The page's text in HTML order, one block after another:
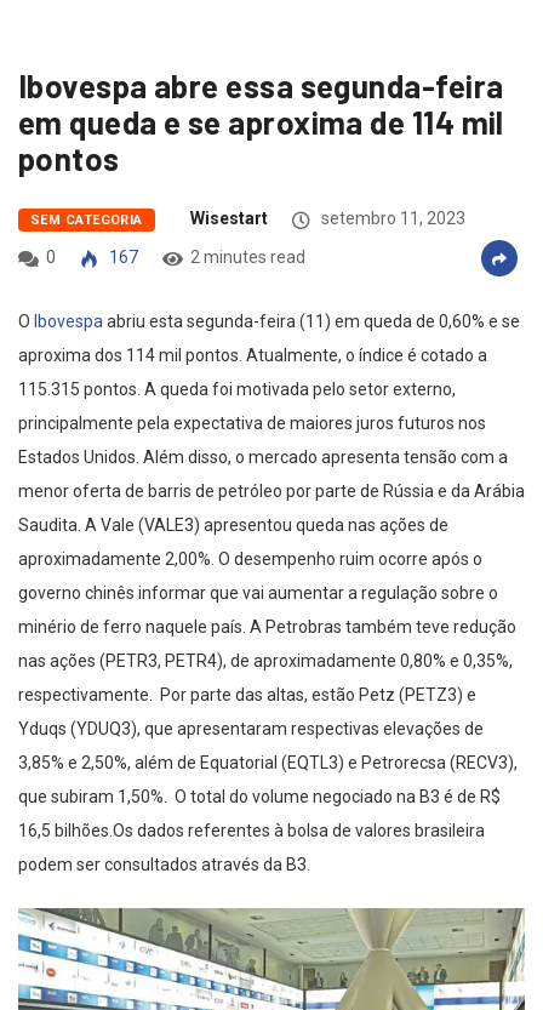
Ibovespa abre essa segunda-feira
em queda e se aproxima de 114 mil
pontos
SEM CATEGORIA Wisestart
setembro 11, 2023
0
167 2 minutes read
O Ibovespa abriu esta segunda-feira (11) em queda de 0,60% e se
aproxima dos 114 mil pontos. Atualmente, o índice é cotado a
115.315 pontos. A queda foi motivada pelo setor externo,
principalmente pela expectativa de maiores juros futuros nos
Estados Unidos. Além disso, o mercado apresenta tensão com a
menor oferta de barris de petróleo por parte de Rússia e da Arábia
Saudita. A Vale (VALE3) apresentou queda nas ações de
aproximadamente 2,00%. O desempenho ruim ocorre após o
governo chinês informar que vai aumentar a regulação sobre o
minério de ferro naquele país. A Petrobras também teve redução
nas ações (PETR3, PETR4), de aproximadamente 0,80% e 0,35%,
respectivamente. Por parte das altas, estão Petz (PETZ3) e
Yduqs (YDUQ3), que apresentaram respectivas elevações de
3,85% e 2,50%, além de Equatorial (EQTL3) e Petrorecsa (RECV3),
que subiram 1,50%. O total do volume negociado na B3 é de R$
16,5 bilhões.Os dados referentes à bolsa de valores brasileira
podem ser consultados através da B3.